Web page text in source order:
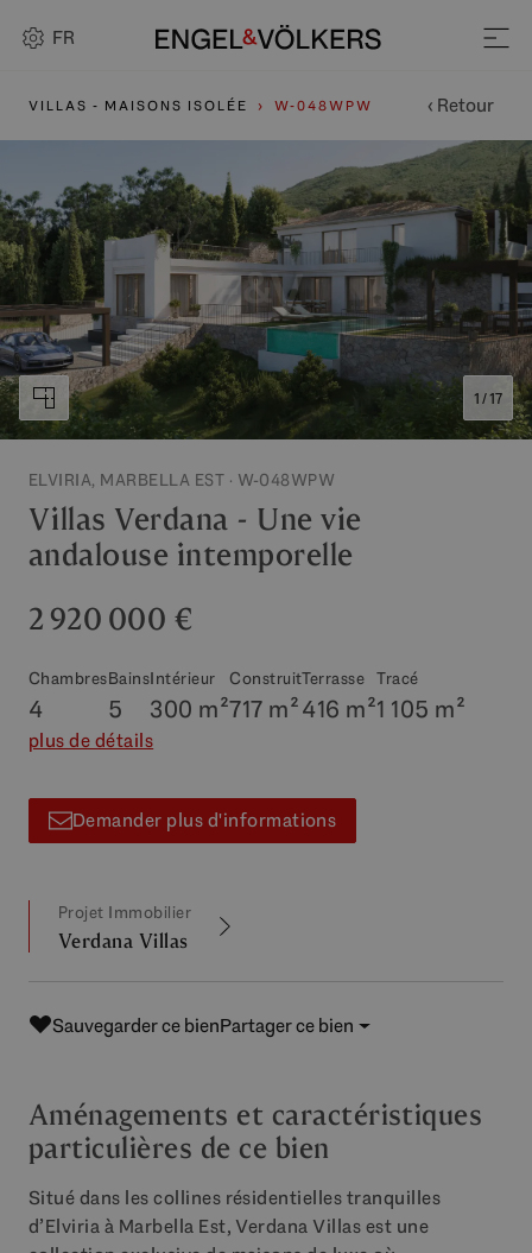
FR
VILLAS - MAISONS ISOLÉE W-048WPW ‹ Retour
1 / 17
ELVIRIA, MARBELLA EST · W-048WPW
Villas Verdana - Une vie
andalouse intemporelle
2 920 000 €
Chambres
4
Bains
5
Intérieur
300 m²
Construit
717 m²
Terrasse
416 m²
Tracé
1 105 m²
plus de détails
Demander plus d'informations
Projet Immobilier
Verdana Villas
Sauvegarder ce bienPartager ce bien
Aménagements et caractéristiques
particulières de ce bien
Situé dans les collines résidentielles tranquilles
d’Elviria à Marbella Est, Verdana Villas est une